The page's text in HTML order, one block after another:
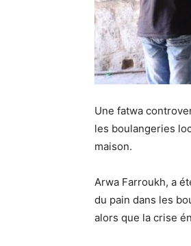
Une fatwa
les boulangeries
maison.
Arwa Farroukh, a
du pain dans les
alors que la crise